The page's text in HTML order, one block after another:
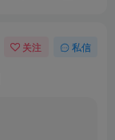
关注 私信